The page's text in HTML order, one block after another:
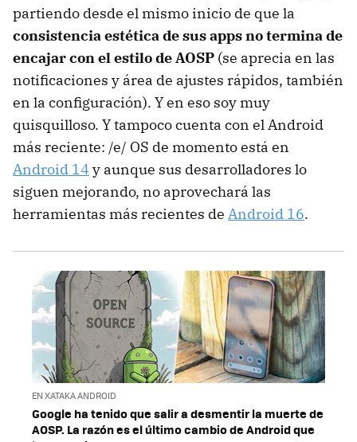
partiendo desde el mismo inicio de que la
consistencia estética de sus apps no termina de
encajar con el estilo de AOSP (se aprecia en las
notificaciones y área de ajustes rápidos, también
en la configuración). Y en eso soy muy
quisquilloso. Y tampoco cuenta con el Android
más reciente: /e/ OS de momento está en
Android 14 y aunque sus desarrolladores lo
siguen mejorando, no aprovechará las
herramientas más recientes de Android 16.
EN XATAKA ANDROID
Google ha tenido que salir a desmentir la muerte de
AOSP. La razón es el último cambio de Android que